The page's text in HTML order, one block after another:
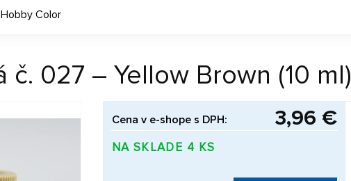
Color
027 – Yellow Brown (10 ml)
Cena v e-shope s DPH: 3,96 €
NA SKLADE 4 KS